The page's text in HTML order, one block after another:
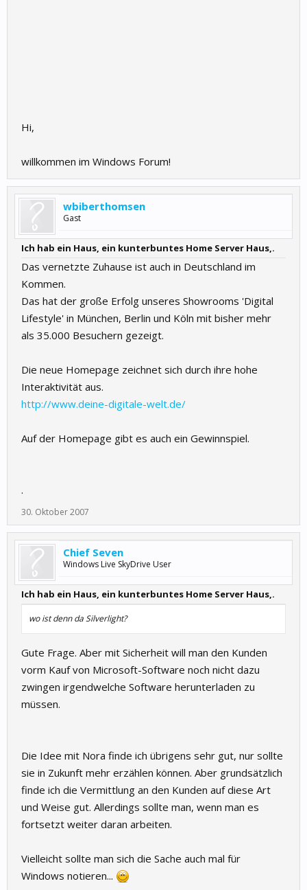
Hi,
willkommen im Windows Forum!
wbiberthomsen
Gast
Ich hab ein Haus, ein kunterbuntes Home Server Haus,.
Das vernetzte Zuhause ist auch in Deutschland im
Kommen.
Das hat der große Erfolg unseres Showrooms 'Digital
Lifestyle' in München, Berlin und Köln mit bisher mehr
als 35.000 Besuchern gezeigt.
Die neue Homepage zeichnet sich durch ihre hohe
Interaktivität aus.
http://www.deine-digitale-welt.de/
Auf der Homepage gibt es auch ein Gewinnspiel.
.
30. Oktober 2007
Chief Seven
Windows Live SkyDrive User
Ich hab ein Haus, ein kunterbuntes Home Server Haus,.
wo ist denn da Silverlight?
Gute Frage. Aber mit Sicherheit will man den Kunden
vorm Kauf von Microsoft-Software noch nicht dazu
zwingen irgendwelche Software herunterladen zu
müssen.
Die Idee mit Nora finde ich übrigens sehr gut, nur sollte
sie in Zukunft mehr erzählen können. Aber grundsätzlich
finde ich die Vermittlung an den Kunden auf diese Art
und Weise gut. Allerdings sollte man, wenn man es
fortsetzt weiter daran arbeiten.
Vielleicht sollte man sich die Sache auch mal für
Windows notieren...